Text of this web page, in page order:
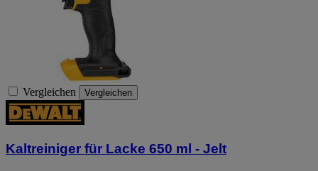
Vergleichen Vergleichen
Kaltreiniger für Lacke 650 ml - Jelt